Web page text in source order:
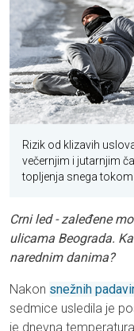
Rizik od klizavih
večernjim i jutarnjim
topljenja snega tokom
Crni led - zaleđene
ulicama Beograda.
narednim danima?
Nakon snežnih
sedmice usledila je
je dnevna